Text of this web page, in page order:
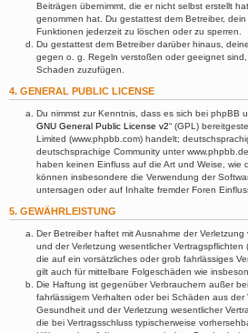
Beiträgen übernimmt, die er nicht selbst erstellt
genommen hat. Du gestattest dem Betreiber,
Funktionen jederzeit zu löschen oder zu sperren.
Du gestattest dem Betreiber darüber hinaus,
gegen o. g. Regeln verstoßen oder geeignet
Schaden zuzufügen.
4. GENERAL PUBLIC LICENSE
Du nimmst zur Kenntnis, dass es sich bei phpBB
GNU General Public License v2“ (GPL)
Limited (www.phpbb.com) handelt;
deutschsprachige Community unter
haben keinen Einfluss auf die Art und Weise, wie
können insbesondere die Verwendung der
untersagen oder auf Inhalte fremder Foren
5. GEWÄHRLEISTUNG
Der Betreiber haftet mit Ausnahme der
und der Verletzung wesentlicher Vertragspflichten
die auf ein vorsätzliches oder grob fahrlässiges
gilt auch für mittelbare Folgeschäden wie
Die Haftung ist gegenüber Verbrauchern außer
fahrlässigem Verhalten oder bei Schäden aus
Gesundheit und der Verletzung wesentlicher
die bei Vertragsschluss typischerweise